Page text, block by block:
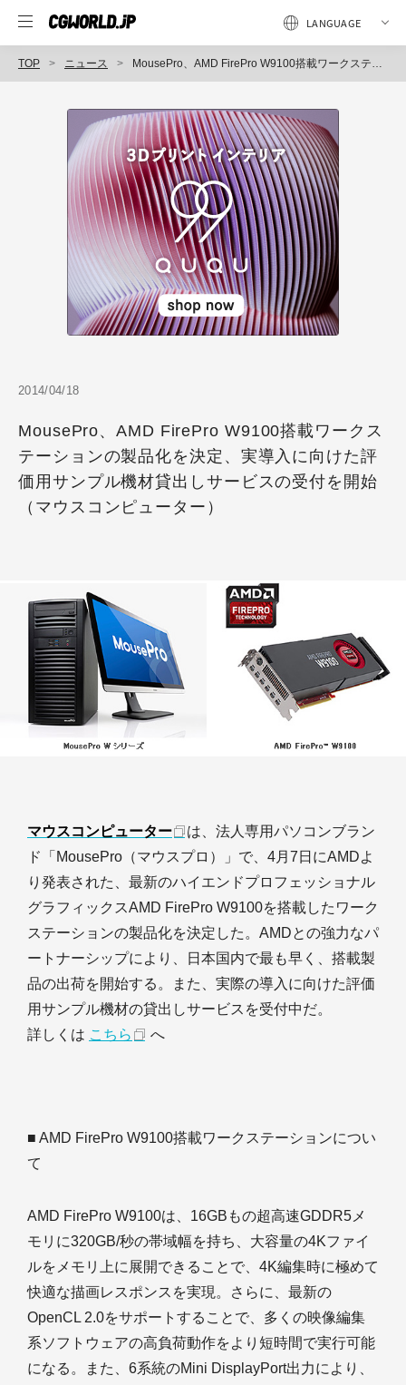
TOP ニュース MousePro、AMD FirePro W9100搭載ワークステーションの製品化を決定、実導入に向けた評価用サンプル機材貸出しサービスの受付を開始（マウスコンピューター）
2014/04/18
MousePro、AMD FirePro W9100搭載ワークス
テーションの製品化を決定、実導入に向けた評
価用サンプル機材貸出しサービスの受付を開始
（マウスコンピューター）
マウスコンピューター
は、法人専用パソコンブラン
ド「MousePro（マウスプロ）」で、4月7日にAMDよ
り発表された、最新のハイエンドプロフェッショナル
グラフィックスAMD FirePro W9100を搭載したワーク
ステーションの製品化を決定した。AMDとの強力なパ
ートナーシップにより、日本国内で最も早く、搭載製
品の出荷を開始する。また、実際の導入に向けた評価
用サンプル機材の貸出しサービスを受付中だ。
詳しくは こちら へ
■ AMD FirePro W9100搭載ワークステーションについ
て
AMD FirePro W9100は、16GBもの超高速GDDR5メ
モリに320GB/秒の帯域幅を持ち、大容量の4Kファイ
ルをメモリ上に展開できることで、4K編集時に極めて
快適な描画レスポンスを実現。さらに、最新の
OpenCL 2.0をサポートすることで、多くの映像編集
系ソフトウェアの高負荷動作をより短時間で実行可能
になる。また、6系統のMini DisplayPort出力により、